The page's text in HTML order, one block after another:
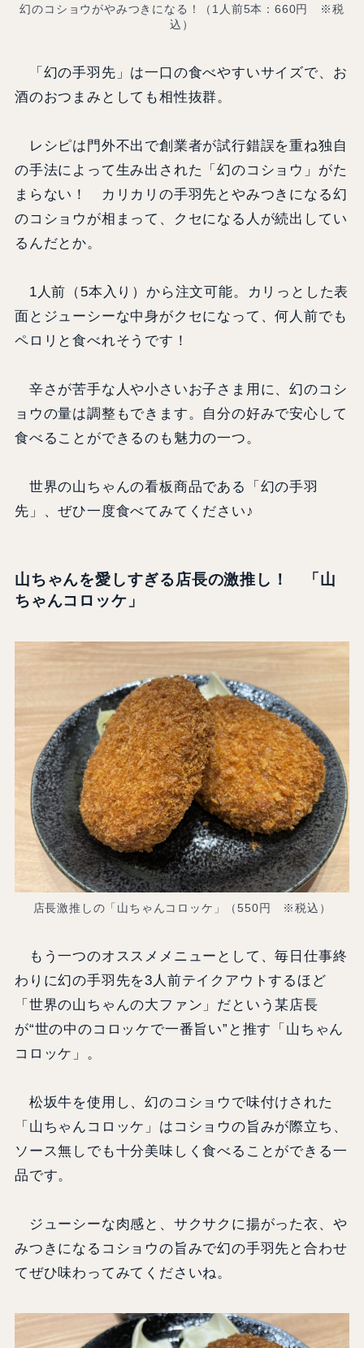
幻のコショウがやみつきになる！（1人前5本：660円 ※税
込）
「幻の手羽先」は一口の食べやすいサイズで、お
酒のおつまみとしても相性抜群。
レシピは門外不出で創業者が試行錯誤を重ね独自
の手法によって生み出された「幻のコショウ」がた
まらない！ カリカリの手羽先とやみつきになる幻
のコショウが相まって、クセになる人が続出してい
るんだとか。
1人前（5本入り）から注文可能。カリっとした表
面とジューシーな中身がクセになって、何人前でも
ペロリと食べれそうです！
辛さが苦手な人や小さいお子さま用に、幻のコシ
ョウの量は調整もできます。自分の好みで安心して
食べることができるのも魅力の一つ。
世界の山ちゃんの看板商品である「幻の手羽
先」、ぜひ一度食べてみてください♪
山ちゃんを愛しすぎる店長の激推し！ 「山
ちゃんコロッケ」
店長激推しの「山ちゃんコロッケ」（550円 ※税込）
もう一つのオススメメニューとして、毎日仕事終
わりに幻の手羽先を3人前テイクアウトするほど
「世界の山ちゃんの大ファン」だという某店長
が“世の中のコロッケで一番旨い”と推す「山ちゃん
コロッケ」。
松坂牛を使用し、幻のコショウで味付けされた
「山ちゃんコロッケ」はコショウの旨みが際立ち、
ソース無しでも十分美味しく食べることができる一
品です。
ジューシーな肉感と、サクサクに揚がった衣、や
みつきになるコショウの旨みで幻の手羽先と合わせ
てぜひ味わってみてくださいね。